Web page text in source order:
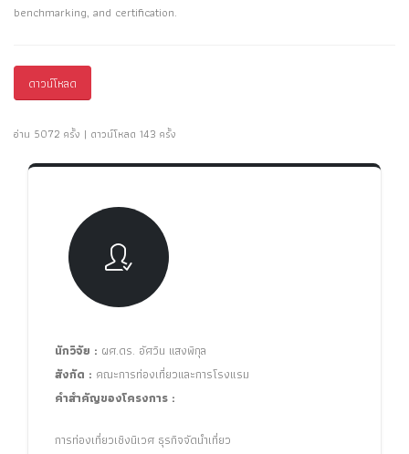
benchmarking, and certification.
ดาวน์โหลด
อ่าน 5072 ครั้ง | ดาวน์โหลด 143 ครั้ง
นักวิจัย : ผศ.ดร. อัศวิน แสงพิกุล
สังกัด : คณะการท่องเที่ยวและการโรงแรม
คำสำคัญของโครงการ :
การท่องเที่ยวเชิงนิเวศ ธุรกิจจัดนำเที่ยว